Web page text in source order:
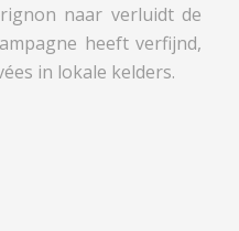
naar verluidt de
heeft verfijnd,
in lokale kelders.